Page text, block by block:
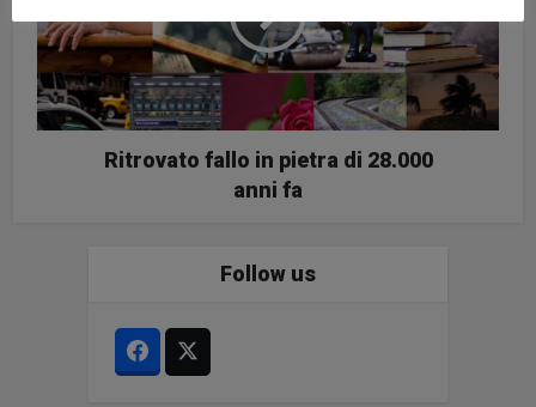
Ritrovato fallo in pietra di 28.000
anni fa
Follow us